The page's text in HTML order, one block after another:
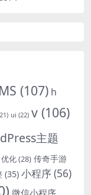
(107) h
ui (22) v (106)
主题
优化(28) 传奇手游
(35) 小程序(56)